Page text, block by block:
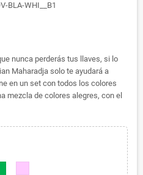
BLA-WHI__B1
nunca perderás tus llaves, si lo
Maharadja solo te ayudará a
en un set con todos los colores
mezcla de colores alegres, con el